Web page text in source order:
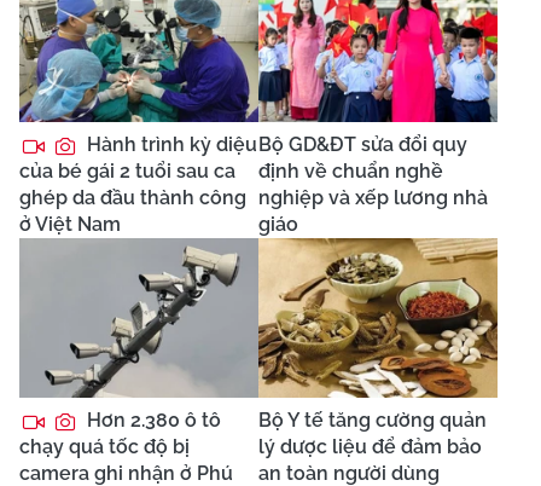
Hành trình kỳ diệu
của bé gái 2 tuổi sau ca
ghép da đầu thành công
ở Việt Nam
Bộ GD&ĐT sửa đổi quy
định về chuẩn nghề
nghiệp và xếp lương nhà
giáo
Hơn 2.380 ô tô
chạy quá tốc độ bị
camera ghi nhận ở Phú
Bộ Y tế tăng cường quản
lý dược liệu để đảm bảo
an toàn người dùng